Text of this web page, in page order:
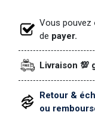
Vous pouvez
de payer.
Livraison 💯
Retour &
ou